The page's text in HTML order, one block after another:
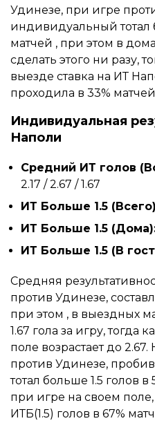
Удинезе, при игре
индивидуальный тотал
матчей , при этом в
сделать этого ни разу,
выезде ставка на ИТ
проходила в 33%
Индивидуальная
Наполи
Средний ИТ голов
2.17 / 2.67 / 1.67
ИТ Больше 1.5
ИТ Больше 1.5
ИТ Больше 1.5 (В
Средняя
против Удинезе,
при этом , в выездных
1.67 гола за игру, тогда
поле возрастает до
против Удинезе,
тотал больше 1.5 голов
при игре на своем
ИТБ(1.5) голов в 67%